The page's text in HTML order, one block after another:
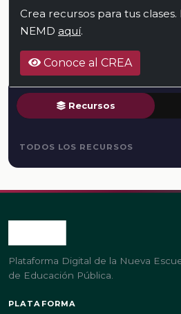
Crea recursos para tus
NEMD aquí.
Conoce al CREA
Recursos
TODOS LOS RECURSOS
Plataforma Digital de la Nueva
de Educación Pública.
PLATAFORMA